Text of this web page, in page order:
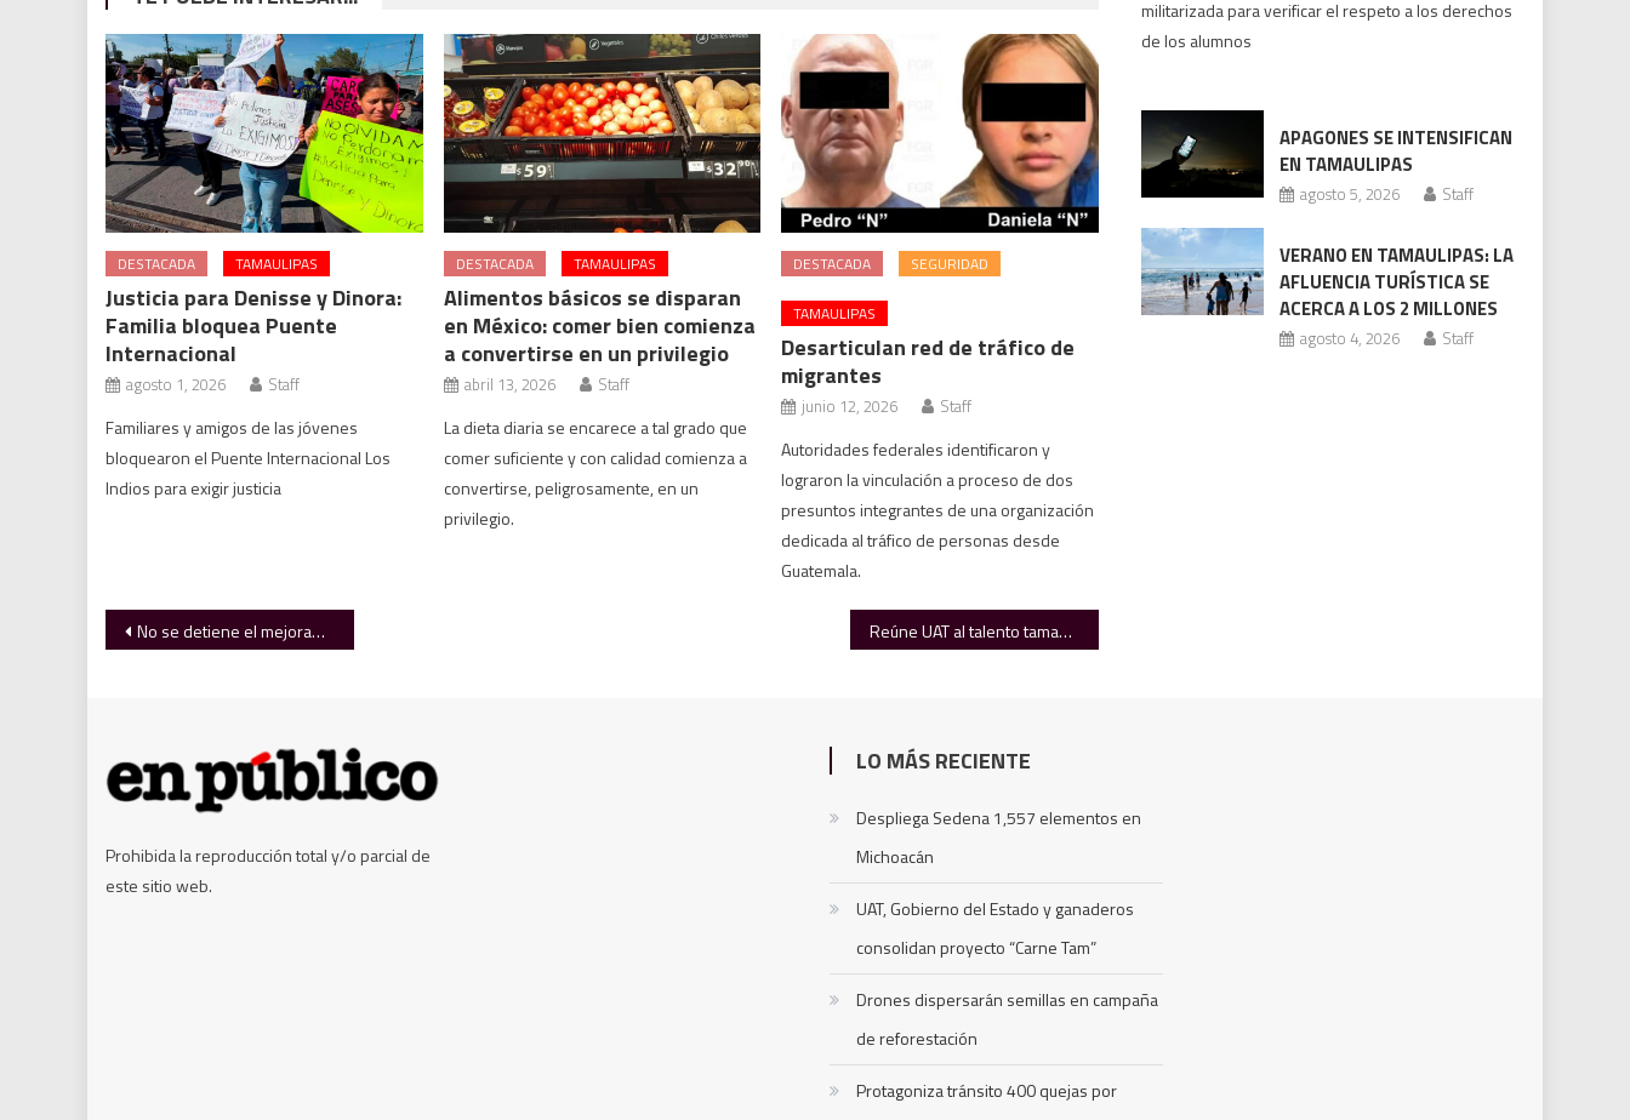
DESTACADA TAMAULIPAS
Justicia para Denisse y Dinora:
Familia bloquea Puente
Internacional
agosto 1, 2026 Staff
Familiares y amigos de las jóvenes
bloquearon el Puente Internacional Los
Indios para exigir justicia
DESTACADA TAMAULIPAS
Alimentos básicos se disparan
en México: comer bien comienza
a convertirse en un privilegio
abril 13, 2026 Staff
La dieta diaria se encarece a tal grado que
comer suficiente y con calidad comienza a
convertirse, peligrosamente, en un
privilegio.
DESTACADA SEGURIDAD
TAMAULIPAS
Desarticulan red de tráfico de
migrantes
junio 12, 2026 Staff
Autoridades federales identificaron y
lograron la vinculación a proceso de dos
presuntos integrantes de una organización
dedicada al tráfico de personas desde
Guatemala.
Navegación
No se detiene el mejoramiento de calles y avenidas Reúne UAT al talento tamaulipeco rumbo a Olimpiada de Matemáticas
militarizada para verificar el respeto a los derechos
de los alumnos
APAGONES SE INTENSIFICAN
EN TAMAULIPAS
agosto 5, 2026 Staff
VERANO EN TAMAULIPAS: LA
AFLUENCIA TURÍSTICA SE
ACERCA A LOS 2 MILLONES
agosto 4, 2026 Staff
Prohibida la reproducción total y/o parcial de
este sitio web.
LO MÁS RECIENTE
Despliega Sedena 1,557 elementos en
Michoacán
UAT, Gobierno del Estado y ganaderos
consolidan proyecto “Carne Tam”
Drones dispersarán semillas en campaña
de reforestación
Protagoniza tránsito 400 quejas por